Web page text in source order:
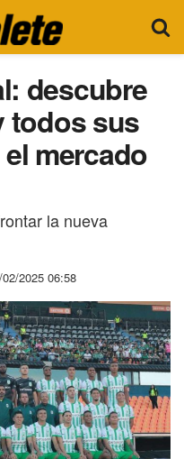
descubre
todos sus
mercado
la nueva
2025 06:58